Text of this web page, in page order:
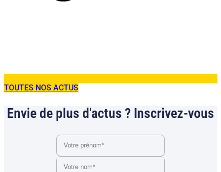
TOUTES NOS ACTUS
Envie de plus d'actus ? Inscrivez-vous